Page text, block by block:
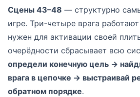
Сцены 43–48 — структурно
игре. Три-четыре врага
нужен для активации своей
очерёдности сбрасывает всю
определи конечную цель →
врага в цепочке → выстраивай
обратном порядке.